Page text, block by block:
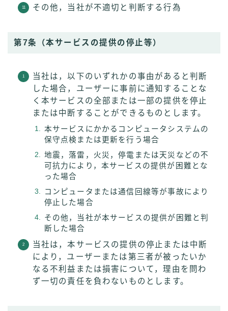
その他，当社が不適切と判断する行為
第7条（本サービスの提供の停止等）
当社は，以下のいずれかの事由があると判断
した場合，ユーザーに事前に通知することな
く本サービスの全部または一部の提供を停止
または中断することができるものとします。
本サービスにかかるコンピュータシステムの
保守点検または更新を行う場合
地震，落雷，火災，停電または天災などの不
可抗力により，本サービスの提供が困難とな
った場合
コンピュータまたは通信回線等が事故により
停止した場合
その他，当社が本サービスの提供が困難と判
断した場合
当社は，本サービスの提供の停止または中断
により，ユーザーまたは第三者が被ったいか
なる不利益または損害について，理由を問わ
ず一切の責任を負わないものとします。